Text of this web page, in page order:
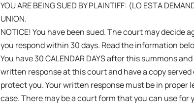
YOU ARE BEING SUED BY PLAINTIFF: (LO ESTA
UNION.
NOTICE! You have been sued. The court may
you respond within 30 days. Read the information
You have 30 CALENDAR DAYS after this summons
written response at this court and have a copy
protect you. Your written response must be in
case. There may be a court form that you can use